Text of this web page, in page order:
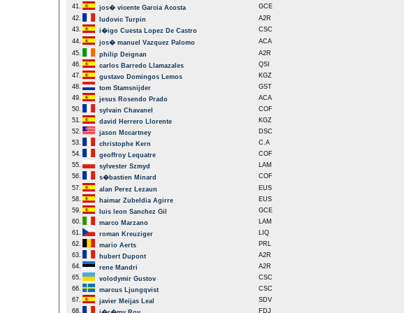
41.
jos� vicente Garcia Acosta GCE
42.
ludovic Turpin A2R
43.
i�igo Cuesta Lopez De Castro CSC
44.
jos� manuel Vazquez Palomo ACA
45.
philip Deignan A2R
46.
carlos Barredo Llamazales QSI
47.
gustavo Domingos Lemos KGZ
48.
tom Stamsnijder GST
49.
jesus Rosendo Prado ACA
50.
sylvain Chavanel COF
51.
david Herrero Llorente KGZ
52.
jason Mccartney DSC
53.
christophe Kern C.A
54.
geoffroy Lequatre COF
55.
sylvester Szmyd LAM
56.
s�bastien Minard COF
57.
alan Perez Lezaun EUS
58.
haimar Zubeldia Agirre EUS
59.
luis leon Sanchez Gil GCE
60.
marco Marzano LAM
61.
roman Kreuziger LIQ
62.
mario Aerts PRL
63.
hubert Dupont A2R
64.
rene Mandri A2R
65.
volodymir Gustov CSC
66.
marcus Ljungqvist CSC
67.
javier Meijas Leal SDV
68.
FDJ